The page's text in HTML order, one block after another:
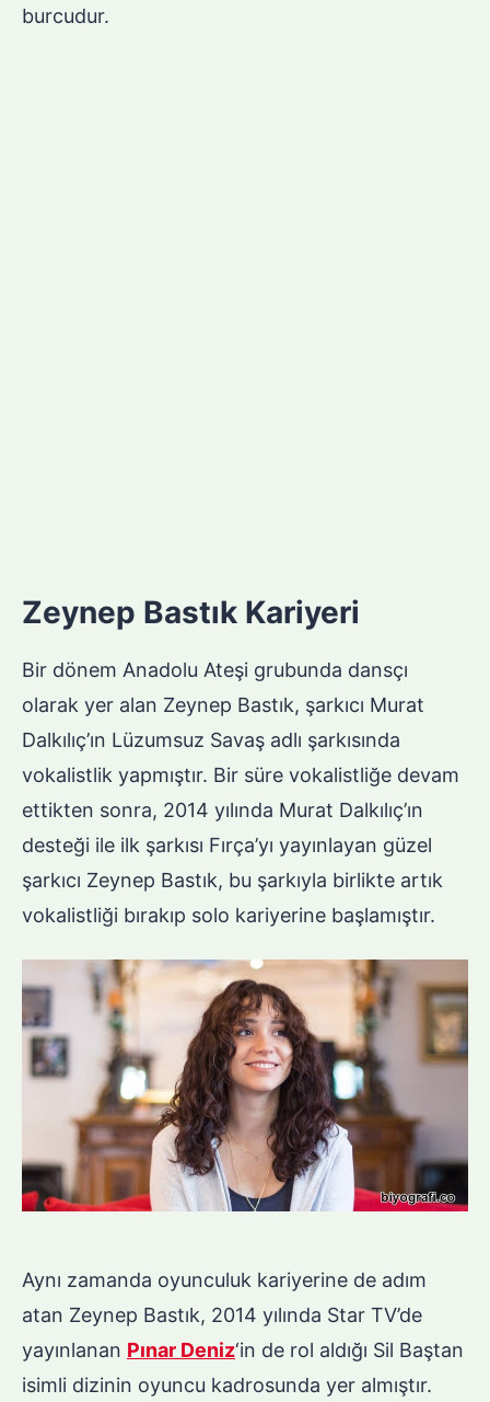
burcudur.
Zeynep Bastık Kariyeri
Bir dönem Anadolu Ateşi grubunda dansçı
olarak yer alan Zeynep Bastık, şarkıcı Murat
Dalkılıç’ın Lüzumsuz Savaş adlı şarkısında
vokalistlik yapmıştır. Bir süre vokalistliğe devam
ettikten sonra, 2014 yılında Murat Dalkılıç’ın
desteği ile ilk şarkısı Fırça’yı yayınlayan güzel
şarkıcı Zeynep Bastık, bu şarkıyla birlikte artık
vokalistliği bırakıp solo kariyerine başlamıştır.
Aynı zamanda oyunculuk kariyerine de adım
atan Zeynep Bastık, 2014 yılında Star TV’de
yayınlanan Pınar Deniz‘in de rol aldığı Sil Baştan
isimli dizinin oyuncu kadrosunda yer almıştır.